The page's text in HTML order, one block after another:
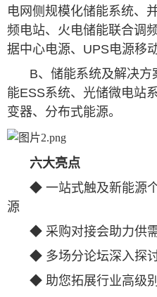
电网侧规模化储能系统、
频电站、火电储能联合调
据中心电源、UPS电源移
B、储能系统及解决
能ESS系统、光储微电站
变器、分布式能源。
六大亮点
◆ 一站式触及新能源
源
◆ 采购对接会助力供
◆ 多场分论坛深入探
◆ 助您拓展行业高级